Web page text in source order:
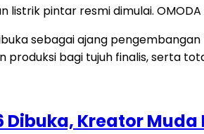
listrik pintar resmi dimulai.
Dibuka, Kreator